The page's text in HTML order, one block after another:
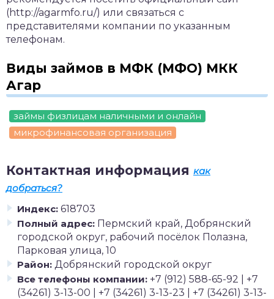
(http://agarmfo.ru/) или связаться с
представителями компании по указанным
телефонам.
Виды займов в МФК (МФО) МКК
Агар
займы физлицам наличными и онлайн
микрофинансовая организация
Контактная информация как
добраться?
Индекс: 618703
Полный адрес: Пермский край, Добрянский
городской округ, рабочий посёлок Полазна,
Парковая улица, 10
Район: Добрянский городской округ
Все телефоны компании: +7 (912) 588-65-92 | +7
(34261) 3-13-00 | +7 (34261) 3-13-23 | +7 (34261) 3-13-